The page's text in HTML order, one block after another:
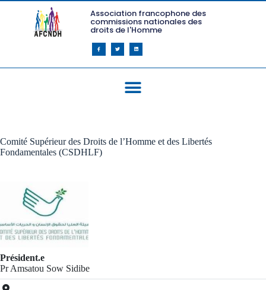
Association francophone des
commissions nationales des
droits de l'Homme
Comité Supérieur des Droits de l’Homme et des Libertés
Fondamentales (CSDHLF)
Président.e
Pr Amsatou Sow Sidibe